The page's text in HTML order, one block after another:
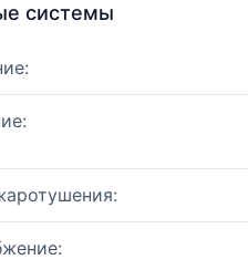
системы